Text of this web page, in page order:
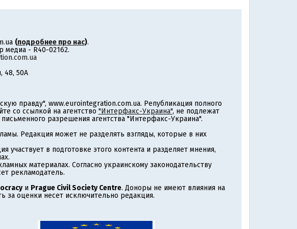
(подробнее про нас).
медиа - R40-02162.
48, 50А
правду", www.eurointegration.com.ua. Републикация полного
со ссылкой на агентство "Интерфакс-Украина", не подлежат
разрешения агентства "Интерфакс-Украина".
Редакция может не разделять взгляды, которые в них
участвует в подготовке этого контента и разделяет мнения,
материалах. Согласно украинскому законодательству
рекламодатель.
и Prague Civil Society Centre. Доноры не имеют влияния на
за оценки несет исключительно редакция.